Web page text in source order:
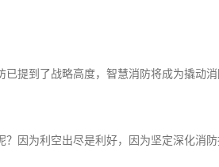
提到了战略高度，智慧消防将成为撬动
？因为利空出尽是利好，因为坚定深化消